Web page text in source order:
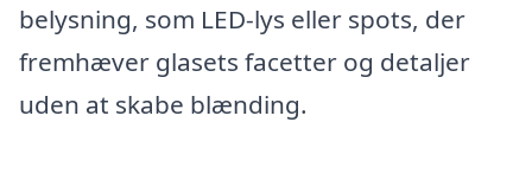
belysning, som LED-lys eller spots, der
fremhæver glasets facetter og detaljer
uden at skabe blænding.